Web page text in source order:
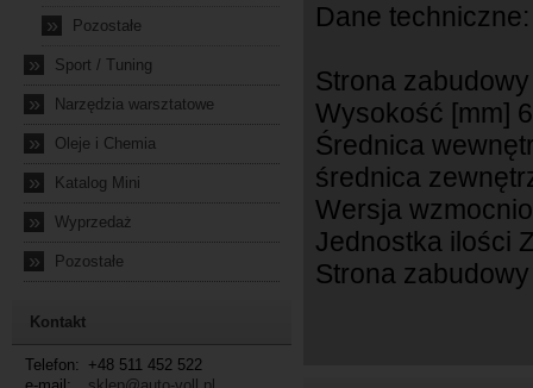
» Pozostałe
» Sport / Tuning
» Narzędzia warsztatowe
» Oleje i Chemia
» Katalog Mini
» Wyprzedaż
» Pozostałe
Kontakt
Telefon:
+48 511 452 522
Dane techniczne:
Strona
Wysokość [mm]
Średnica
średnica
Wersja
Jednostka ilości
Strona